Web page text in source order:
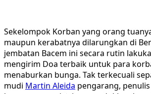
Sekelompok Korban yang orang
maupun kerabatnya dilarungkan di
jembatan Bacem ini secara rutin
mengirim Doa terbaik untuk para
menaburkan bunga. Tak terkecuali
mudi Martin Aleida pengarang,